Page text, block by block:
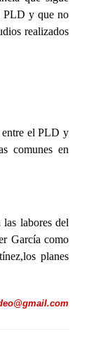
PLD y que no
realizados
entre el PLD y
comunes en
labores del
García como
planes